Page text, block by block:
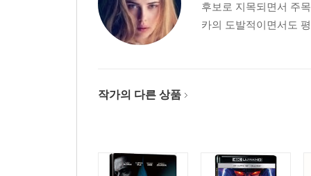
후보로 지목되면서 주
카의 도발적이면서도
작가의 다른 상품